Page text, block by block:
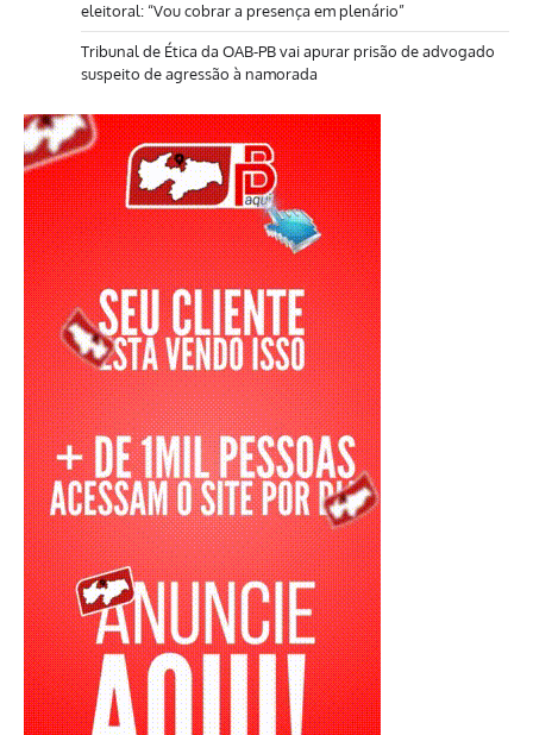
eleitoral: “Vou cobrar a presença em plenário”
Tribunal de Ética da OAB-PB vai apurar prisão de advogado
suspeito de agressão à namorada